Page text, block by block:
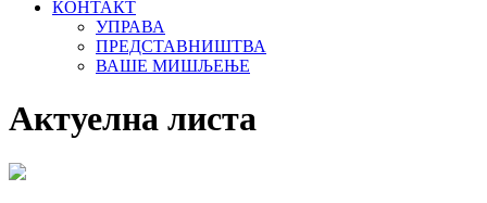
КОНТАКТ
УПРАВА
ПРЕДСТАВНИШТВА
ВАШЕ МИШЉЕЊЕ
Актуелна листа